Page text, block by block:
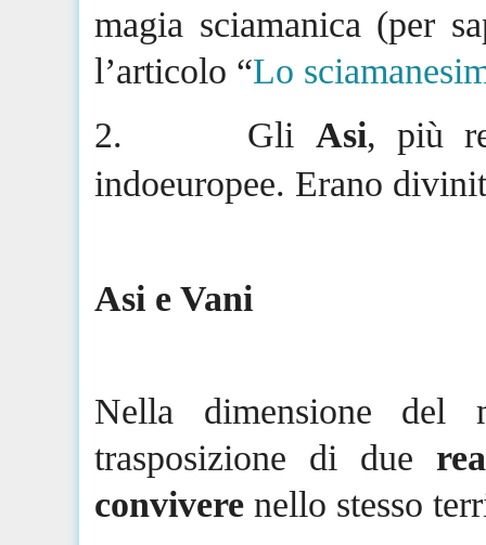
magia sciamanica (per
l’articolo “Lo
2.
Gli Asi, più
indoeuropee. Erano
Asi e Vani
Nella dimensione
trasposizione di due
convivere nello stesso